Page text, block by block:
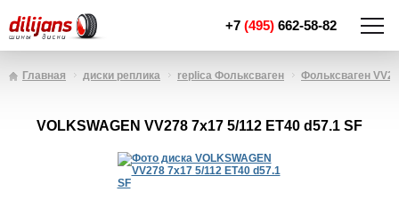
+7 (495) 662-58-82
Главная диски реплика replica Фольксваген Фольксваген
VOLKSWAGEN VV278 7x17 5/112 ET40 d57.1 SF